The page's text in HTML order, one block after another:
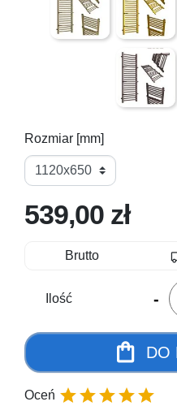
Bordo
Rozmiar [mm]
539,00 zł
Brutto
Ilość -
shopping_bag DO
Oceń 